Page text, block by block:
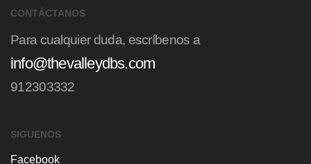
CONTÁCTANOS
Para cualquier duda, escríbenos a
info@thevalleydbs.com
912303332
SIGUENOS
Facebook